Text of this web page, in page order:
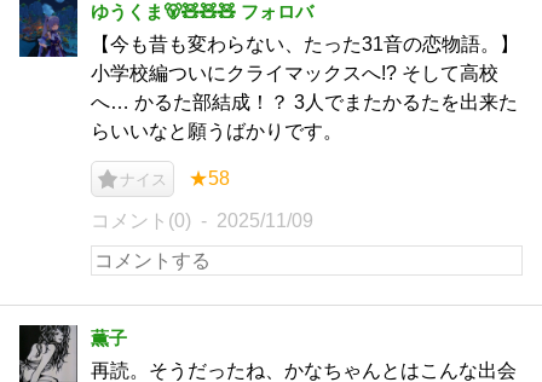
ゆうくま🐻🧸🧸🧸 フォロバ
【今も昔も変わらない、たった31音の恋物語。】
小学校編ついにクライマックスへ!? そして高校
へ… かるた部結成！？ 3人でまたかるたを出来た
らいいなと願うばかりです。
ナイス ★58
コメント(0) 2025/11/09
薫子
再読。そうだったね、かなちゃんとはこんな出会